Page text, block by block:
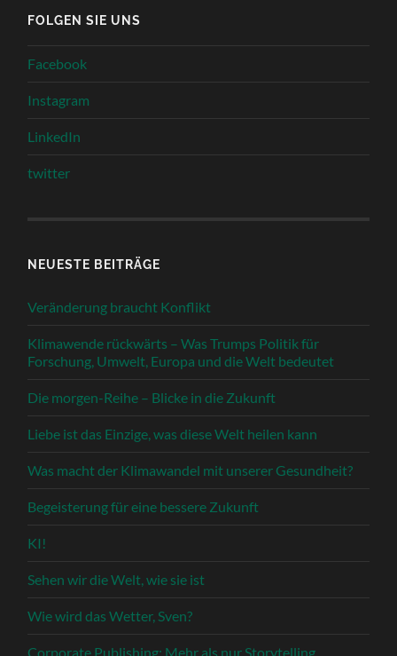
FOLGEN SIE UNS
Facebook
Instagram
LinkedIn
twitter
NEUESTE BEITRÄGE
Veränderung braucht Konflikt
Klimawende rückwärts – Was Trumps Politik für
Forschung, Umwelt, Europa und die Welt bedeutet
Die morgen-Reihe – Blicke in die Zukunft
Liebe ist das Einzige, was diese Welt heilen kann
Was macht der Klimawandel mit unserer Gesundheit?
Begeisterung für eine bessere Zukunft
KI!
Sehen wir die Welt, wie sie ist
Wie wird das Wetter, Sven?
Corporate Publishing: Mehr als nur Storytelling